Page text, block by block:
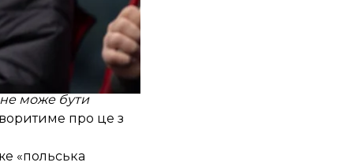
проти
не може бути
про це з
«польська